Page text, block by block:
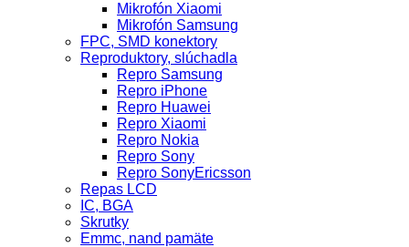
Mikrofón Xiaomi
Mikrofón Samsung
FPC, SMD konektory
Reproduktory, slúchadla
Repro Samsung
Repro iPhone
Repro Huawei
Repro Xiaomi
Repro Nokia
Repro Sony
Repro SonyEricsson
Repas LCD
IC, BGA
Skrutky
Emmc, nand pamäte